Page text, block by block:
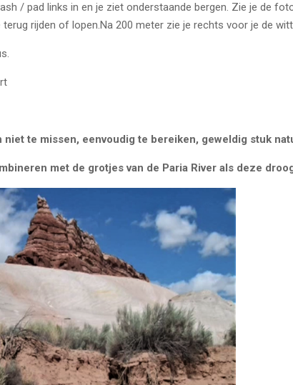
/ pad links in en je ziet onderstaande bergen. Zie je de
terug rijden of lopen.Na 200 meter zie je rechts voor je de
niet te missen, eenvoudig te bereiken, geweldig stuk
met de grotjes van de Paria River als deze